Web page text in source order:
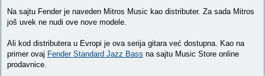
Na sajtu Fender je naveden Mitros Music kao distributer. Za sada Mitros
još uvek ne nudi ove nove modele.
Ali kod distributera u Evropi je ova serija gitara već dostupna. Kao na
primer ovaj Fender Standard Jazz Bass na sajtu Music Store online
prodavnice.